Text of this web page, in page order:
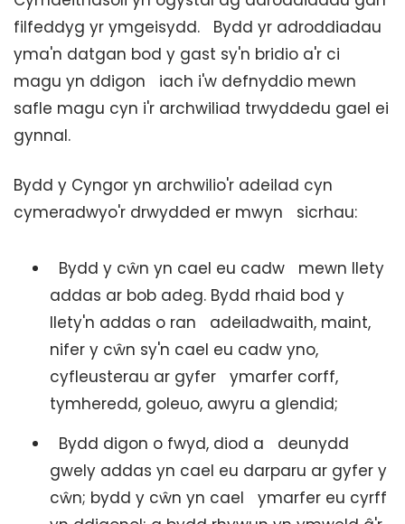
filfeddyg yr ymgeisydd. Bydd yr adroddiadau
yma'n datgan bod y gast sy'n bridio a'r ci
magu yn ddigon iach i'w defnyddio mewn
safle magu cyn i'r archwiliad trwyddedu gael ei
gynnal.
Bydd y Cyngor yn archwilio'r adeilad cyn
cymeradwyo'r drwydded er mwyn sicrhau:
Bydd y cŵn yn cael eu cadw mewn llety
addas ar bob adeg. Bydd rhaid bod y
llety'n addas o ran adeiladwaith, maint,
nifer y cŵn sy'n cael eu cadw yno,
cyfleusterau ar gyfer ymarfer corff,
tymheredd, goleuo, awyru a glendid;
Bydd digon o fwyd, diod a deunydd
gwely addas yn cael eu darparu ar gyfer y
cŵn; bydd y cŵn yn cael ymarfer eu cyrff